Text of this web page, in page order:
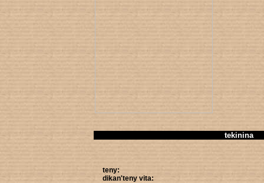
tekinina
teny:
dikan'teny vita: